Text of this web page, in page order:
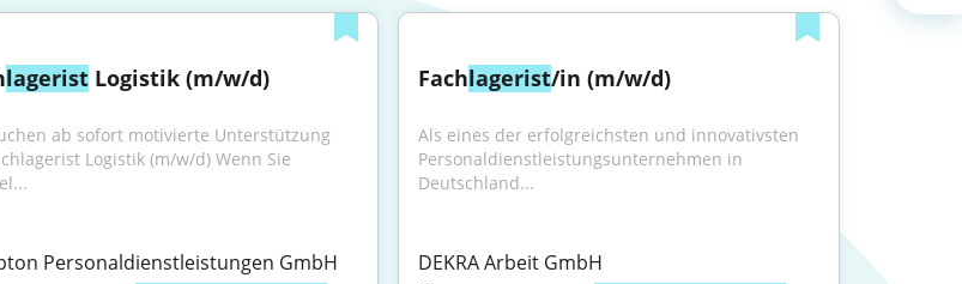
lagerist Logistik (m/w/d)
ab sofort motivierte Unterstützung
Logistik (m/w/d) Wenn Sie
Personaldienstleistungen GmbH
Fachlagerist/in (m/w/d)
Als eines der erfolgreichsten und innovativsten
Personaldienstleistungsunternehmen in
Deutschland...
DEKRA Arbeit GmbH